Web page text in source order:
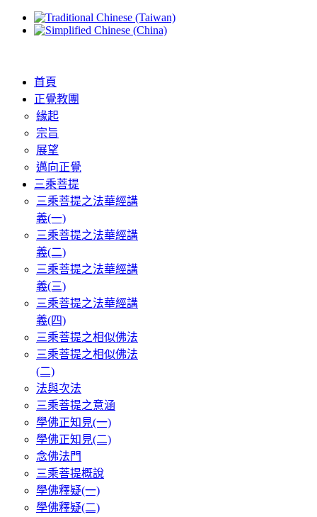
首頁
正覺教團
緣起
宗旨
展望
邁向正覺
三乘菩提
三乘菩提之法華經講
義(一)
三乘菩提之法華經講
義(二)
三乘菩提之法華經講
義(三)
三乘菩提之法華經講
義(四)
三乘菩提之相似佛法
三乘菩提之相似佛法
(二)
法與次法
三乘菩提之意涵
學佛正知見(一)
學佛正知見(二)
念佛法門
三乘菩提概說
學佛釋疑(一)
學佛釋疑(二)